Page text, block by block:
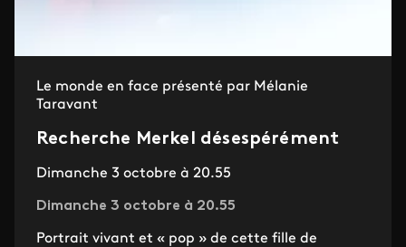
Le monde en face présenté par Mélanie
Taravant
Recherche Merkel désespérément
Dimanche 3 octobre à 20.55
Dimanche 3 octobre à 20.55
Portrait vivant et « pop » de cette fille de